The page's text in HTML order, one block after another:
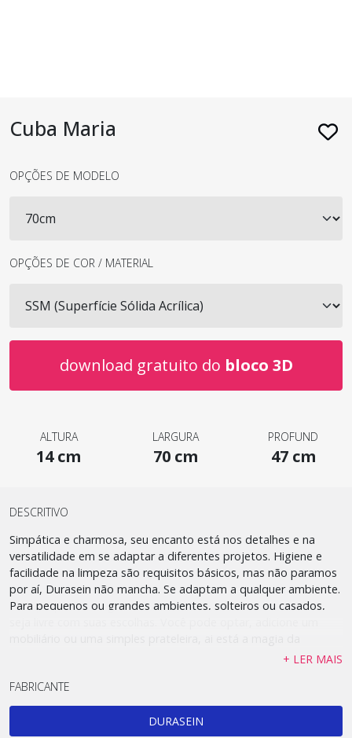
Cuba Maria
OPÇÕES DE MODELO
OPÇÕES DE COR / MATERIAL
download gratuito do bloco 3D
ALTURA
14 cm
LARGURA
70 cm
PROFUND
47 cm
DESCRITIVO
Simpática e charmosa, seu encanto está nos detalhes e na
versatilidade em se adaptar a diferentes projetos. Higiene e
facilidade na limpeza são requisitos básicos, mas não paramos
por aí, Durasein não mancha. Se adaptam a qualquer ambiente.
Para pequenos ou grandes ambientes, solteiros ou casados,
+ LER MAIS
FABRICANTE
DURASEIN